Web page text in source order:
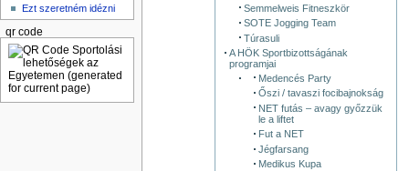
Semmelweis Fitneszkör
SOTE Jogging Team
Túrasuli
A HÖK Sportbizottságának
programjai
Medencés Party
Őszi / tavaszi focibajnokság
NET futás – avagy győzzük
le a liftet
Fut a NET
Jégfarsang
Medikus Kupa
Ezt szeretném idézni
qr code